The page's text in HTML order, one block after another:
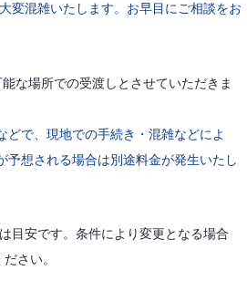
変混雑いたします。お早目にご相談をお
な場所での受渡しとさせていただきま
どで、現地での手続き・混雑などによ
予想される場合は別途料金が発生いたし
目安です。条件により変更となる場合
さい。